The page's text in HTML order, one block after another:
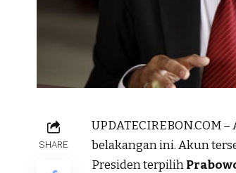
SHARE
UPDATECIREBON.COM
belakangan ini. Akun
Presiden terpilih